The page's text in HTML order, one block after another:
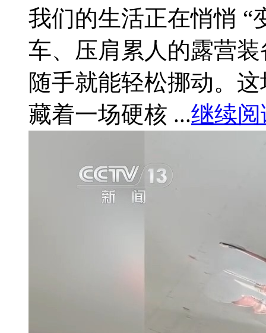
我们的生活正在悄悄 “
车、压肩累人的露营
随手就能轻松挪动。
藏着一场硬核 ...继续阅